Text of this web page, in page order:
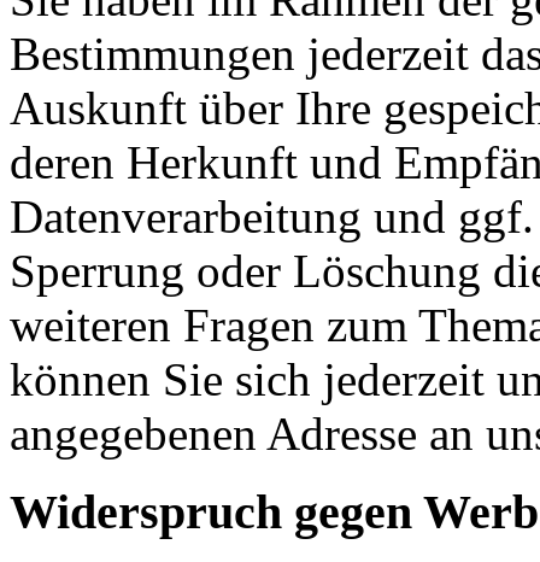
Bestimmungen jederzeit
Auskunft über Ihre
deren Herkunft und
Datenverarbeitung und
Sperrung oder Löschung
weiteren Fragen zum
können Sie sich jederzeit
angegebenen Adresse an
Widerspruch gegen